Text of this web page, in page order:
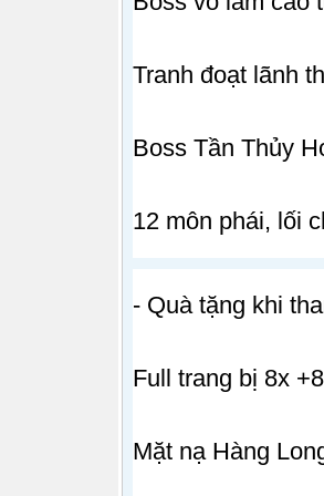
Tranh đoạt lãnh
Boss Tần Thủy
12 môn phái, lối
- Quà tặng khi
Full trang bị 8x +8
Mặt nạ Hàng